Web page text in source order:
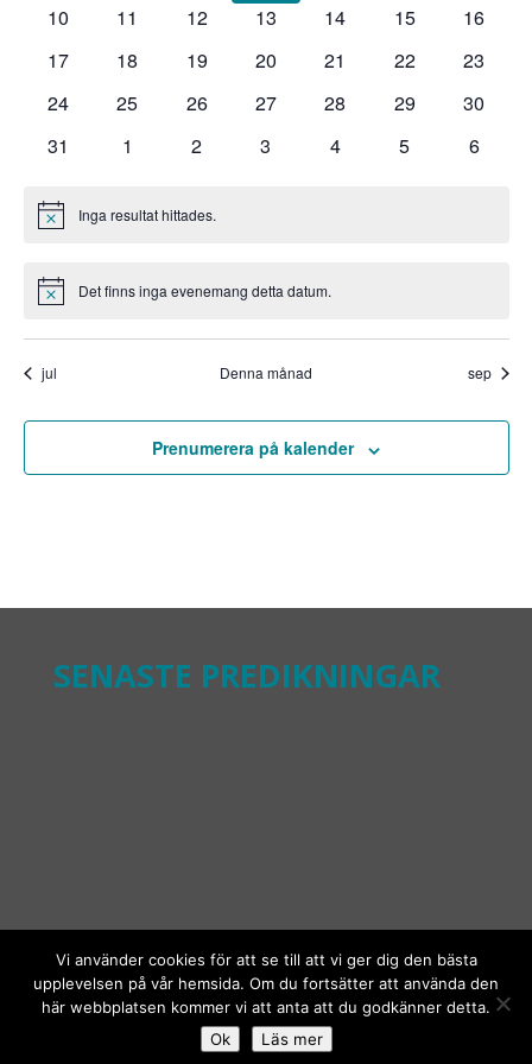
0
10
0
11
0
12
0
13
0
14
0
15
0
16
0
17
0
18
0
19
0
20
0
21
0
22
0
23
0
24
0
25
0
26
0
27
0
28
0
29
0
30
0
31
0
1
0
2
0
3
0
4
0
5
0
6
Notis Inga resultat hittades.
Notis Det finns inga evenemang detta datum.
jul Denna månad sep
Prenumerera på kalender
SENASTE PREDIKNINGAR
© Stockholm Vineyard 2019
Vi använder cookies för att se till att vi ger dig den bästa
upplevelsen på vår hemsida. Om du fortsätter att använda den
här webbplatsen kommer vi att anta att du godkänner detta.
Ok
Läs mer